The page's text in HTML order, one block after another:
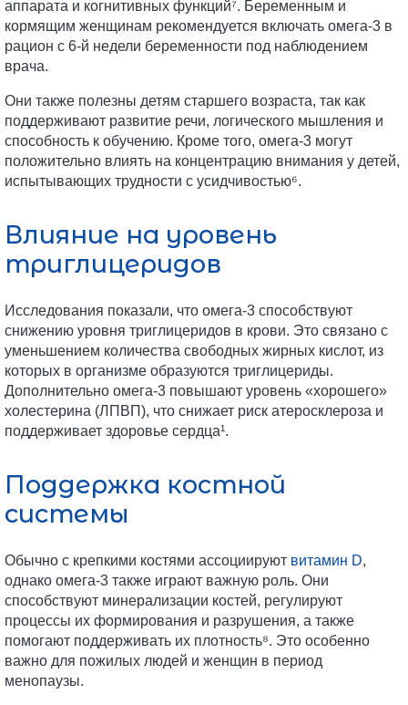
аппарата и когнитивных функций⁷. Беременным и
кормящим женщинам рекомендуется включать омега-3 в
рацион с 6-й недели беременности под наблюдением
врача.
Они также полезны детям старшего возраста, так как
поддерживают развитие речи, логического мышления и
способность к обучению. Кроме того, омега-3 могут
положительно влиять на концентрацию внимания у детей,
испытывающих трудности с усидчивостью⁶.
Влияние на уровень
триглицеридов
Исследования показали, что омега-3 способствуют
снижению уровня триглицеридов в крови. Это связано с
уменьшением количества свободных жирных кислот, из
которых в организме образуются триглицериды.
Дополнительно омега-3 повышают уровень «хорошего»
холестерина (ЛПВП), что снижает риск атеросклероза и
поддерживает здоровье сердца¹.
Поддержка костной
системы
Обычно с крепкими костями ассоциируют витамин D,
однако омега-3 также играют важную роль. Они
способствуют минерализации костей, регулируют
процессы их формирования и разрушения, а также
помогают поддерживать их плотность⁸. Это особенно
важно для пожилых людей и женщин в период
менопаузы.